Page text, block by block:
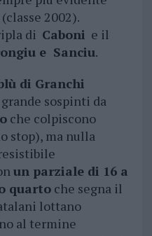
2002).
di Caboni e il
e Sanciu.
di Granchi
sospinti da
che colpiscono
stop), ma nulla
un parziale di 16 a
quartoche segna il
lottano
al termine